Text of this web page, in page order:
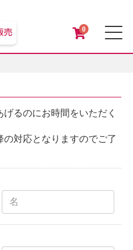
0
るのにお時間をいただく
の対応となりますのでご了